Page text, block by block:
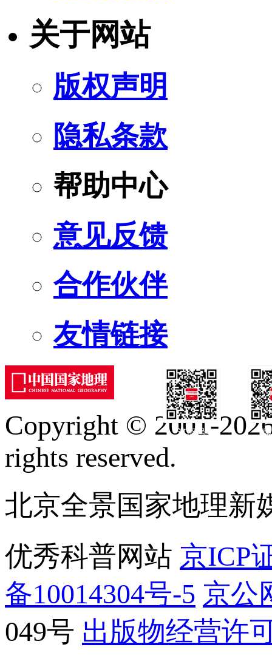
关于网站
版权声明
隐私条款
帮助中心
意见反馈
合作伙伴
友情链接
订阅号
Copyright © 2001-
rights reserved.
北京全景国家地理新
优秀科普网站 京ICP
备10014304号-5 京公
049号 出版物经营许